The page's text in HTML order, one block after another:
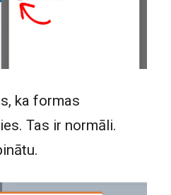
ka formas
Tas ir normāli.